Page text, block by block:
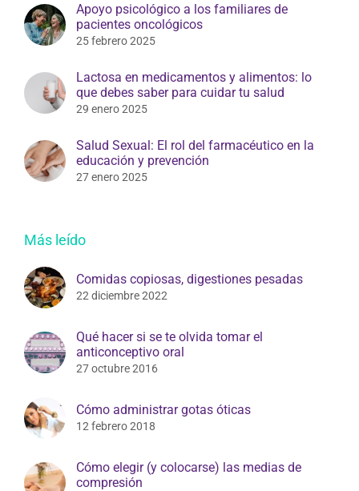
Apoyo psicológico a los familiares de
pacientes oncológicos
25 febrero 2025
Lactosa en medicamentos y alimentos: lo
que debes saber para cuidar tu salud
29 enero 2025
Salud Sexual: El rol del farmacéutico en la
educación y prevención
27 enero 2025
Más leído
Comidas copiosas, digestiones pesadas
22 diciembre 2022
Qué hacer si se te olvida tomar el
anticonceptivo oral
27 octubre 2016
Cómo administrar gotas óticas
12 febrero 2018
Cómo elegir (y colocarse) las medias de
compresión